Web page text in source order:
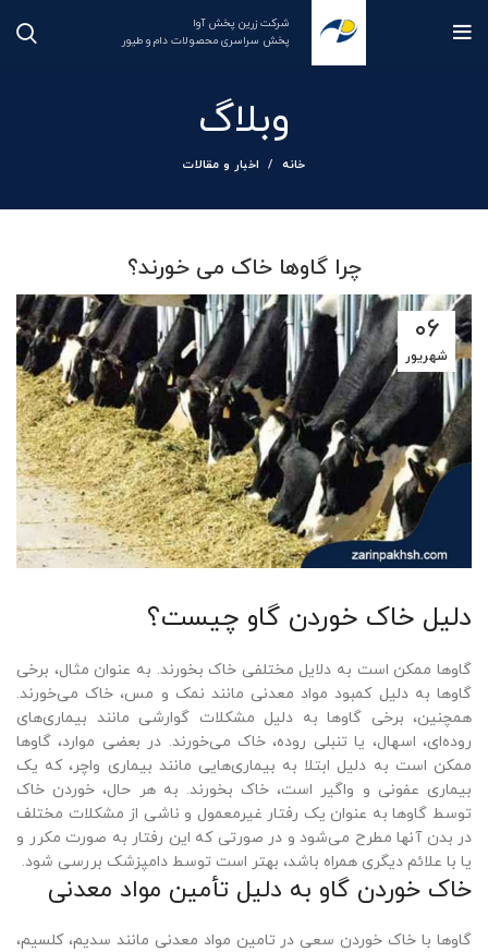
شرکت زرین پخش آوا
پخش سراسری محصولات دام و طیور
وبلاگ
خانه اخبار و مقالات
چرا گاوها خاک می خورند؟
۰۶
شهریور
دلیل خاک خوردن گاو چیست؟
گاوها ممکن است به دلایل مختلفی خاک بخورند. به عنوان مثال، برخی
گاوها به دلیل کمبود مواد معدنی مانند نمک و مس، خاک می‌خورند.
همچنین، برخی گاوها به دلیل مشکلات گوارشی مانند بیماری‌های
روده‌ای، اسهال، یا تنبلی روده، خاک می‌خورند. در بعضی موارد، گاوها
ممکن است به دلیل ابتلا به بیماری‌هایی مانند بیماری واچر، که یک
بیماری عفونی و واگیر است، خاک بخورند. به هر حال، خوردن خاک
توسط گاوها به عنوان یک رفتار غیرمعمول و ناشی از مشکلات مختلف
در بدن آنها مطرح می‌شود و در صورتی که این رفتار به صورت مکرر و
یا با علائم دیگری همراه باشد، بهتر است توسط دامپزشک بررسی شود.
خاک خوردن گاو به دلیل تأمین مواد معدنی
گاوها با خاک خوردن سعی در تامین مواد معدنی مانند سدیم، کلسیم،